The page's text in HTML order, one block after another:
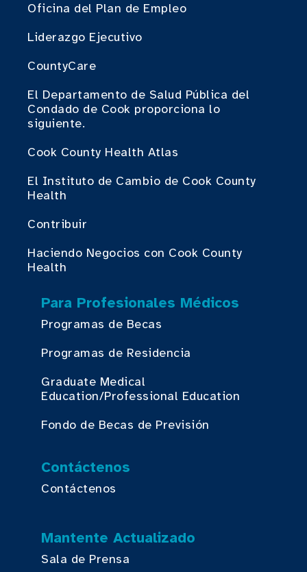
Oficina del Plan de Empleo
Liderazgo Ejecutivo
CountyCare
El Departamento de Salud Pública del
Condado de Cook proporciona lo
siguiente.
Cook County Health Atlas
El Instituto de Cambio de Cook County
Health
Contribuir
Haciendo Negocios con Cook County
Health
Para Profesionales Médicos
Programas de Becas
Programas de Residencia
Graduate Medical
Education/Professional Education
Fondo de Becas de Previsión
Contáctenos
Contáctenos
Mantente Actualizado
Sala de Prensa